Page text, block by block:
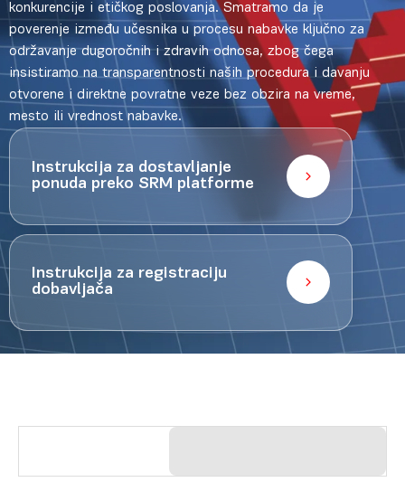
konkurencije i etičkog poslovanja. Smatramo da je
poverenje između učesnika u procesu nabavke klјučno za
održavanje dugoročnih i zdravih odnosa, zbog čega
insistiramo na transparentnosti naših procedura i davanju
otvorene i direktne povratne veze bez obzira na vreme,
mesto ili vrednost nabavke.
Instrukcija za dostavljanje
ponuda preko SRM platforme
Instrukcija za registraciju
dobavljača